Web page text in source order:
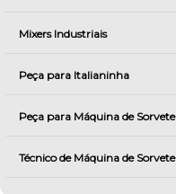
Mixers Industriais
Peça para Italianinha
Peça para Máquina de Sorvete
Técnico de Máquina de Sorvete